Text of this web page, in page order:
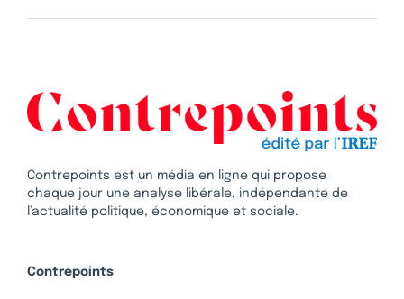
Contrepoints est un média en ligne qui propose
chaque jour une analyse libérale, indépendante de
l’actualité politique, économique et sociale.
Contrepoints